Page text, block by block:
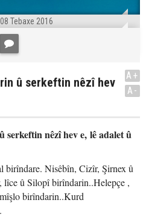
08 Tebaxe 2016
û serkeftin nêzî hev
A+
A-
nêzî hev e, lê adalet û
birîndare. Nisêbîn, Cizîr, Şirnex û
û Silopî birîndarin..Helepçe ,
birîndarin..Kurd